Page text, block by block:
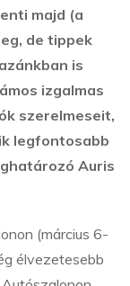
majd (a
de tippek
is
izgalmas
szerelmeseit,
legfontosabb
Auris
(március 6-
élvezetesebb